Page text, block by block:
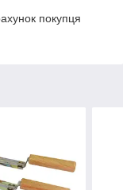
покупця